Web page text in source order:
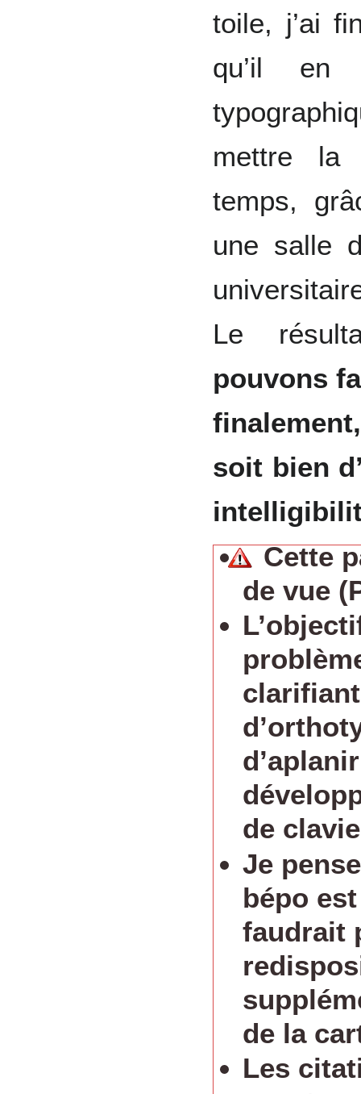
toile, j’ai
qu’il en
mettre la
temps,
une salle
Le
pouvons
soit bien
Cette
de vue
de
Je
bépo
faudrait
de la
Les